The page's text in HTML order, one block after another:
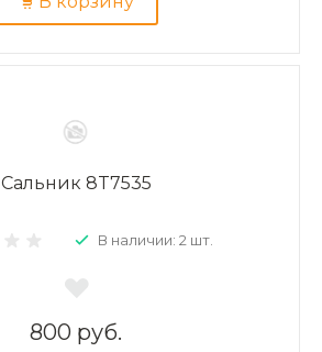
Сальник 8T7535
В наличии: 2 шт.
800 руб.